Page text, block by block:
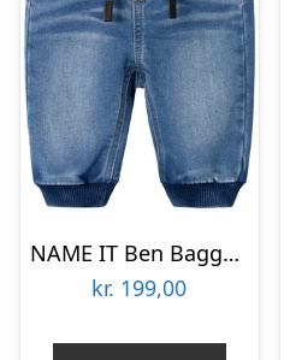
NAME IT Ben Baggy Jeans Medium Blue Denim
kr. 199,00